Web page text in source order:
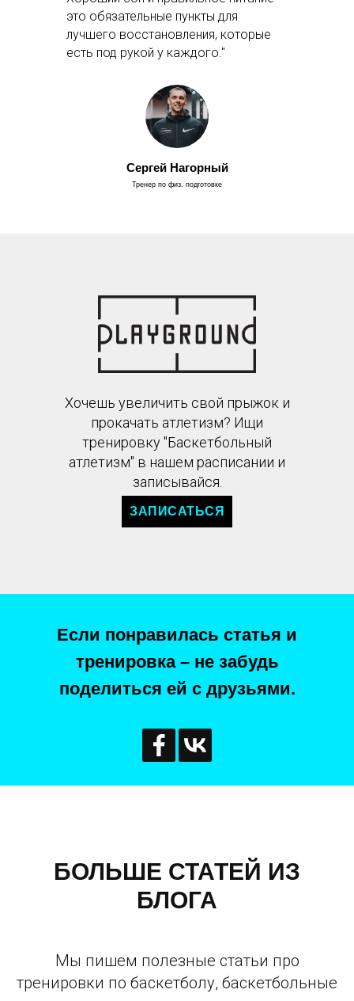
это обязательные пункты для
лучшего восстановления, которые
есть под рукой у каждого."
Сергей Нагорный
Тренер по физ. подготовке
Хочешь увеличить свой прыжок и
прокачать атлетизм? Ищи
тренировку "Баскетбольный
атлетизм" в нашем расписании и
записывайся.
ЗАПИСАТЬСЯ
Если понравилась статья и
тренировка – не забудь
поделиться ей с друзьями.
БОЛЬШЕ СТАТЕЙ ИЗ
БЛОГА
Мы пишем полезные статьи про
тренировки по баскетболу, баскетбольные